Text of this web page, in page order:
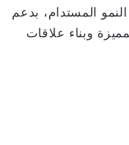
المستدام، بدعم
وبناء علاقات